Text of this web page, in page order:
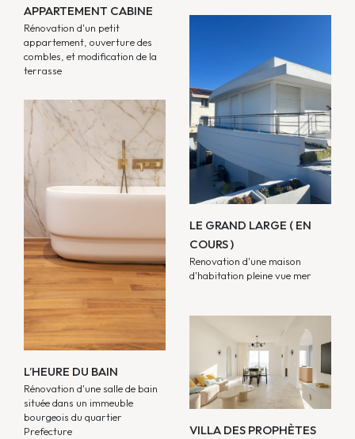
APPARTEMENT CABINE
Rénovation d'un petit
appartement, ouverture des
combles, et modification de la
terrasse
LE GRAND LARGE ( EN
COURS )
Renovation d'une maison
d'habitation pleine vue mer
L’HEURE DU BAIN
Rénovation d'une salle de bain
située dans un immeuble
bourgeois du quartier
Prefecture
VILLA DES PROPHÈTES